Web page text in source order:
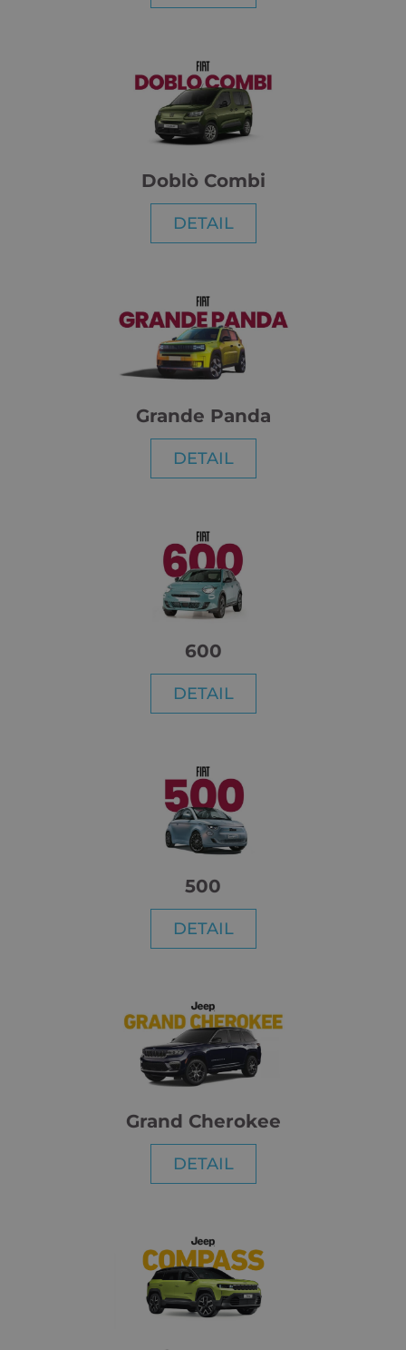
Doblò Combi
DETAIL
Grande Panda
DETAIL
600
DETAIL
500
DETAIL
Grand Cherokee
DETAIL